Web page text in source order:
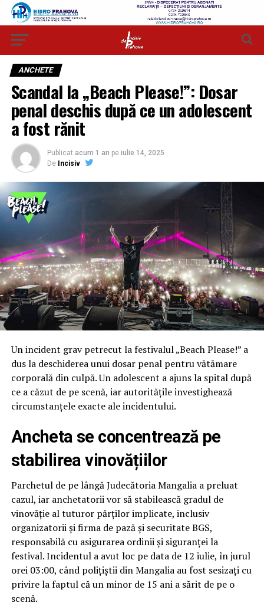
ANCHETE
Scandal la „Beach Please!”: Dosar
penal deschis după ce un adolescent
a fost rănit
Publicat acum 1 an pe iulie 14, 2025
De Incisiv
Un incident grav petrecut la festivalul „Beach Please!” a
dus la deschiderea unui dosar penal pentru vătămare
corporală din culpă. Un adolescent a ajuns la spital după
ce a căzut de pe scenă, iar autoritățile investighează
circumstanțele exacte ale incidentului.
Ancheta se concentrează pe
stabilirea vinovățiilor
Parchetul de pe lângă Judecătoria Mangalia a preluat
cazul, iar anchetatorii vor să stabilească gradul de
vinovăție al tuturor părților implicate, inclusiv
organizatorii și firma de pază și securitate BGS,
responsabilă cu asigurarea ordinii și siguranței la
festival. Incidentul a avut loc pe data de 12 iulie, în jurul
orei 03:00, când polițiștii din Mangalia au fost sesizați cu
privire la faptul că un minor de 15 ani a sărit de pe o
scenă.